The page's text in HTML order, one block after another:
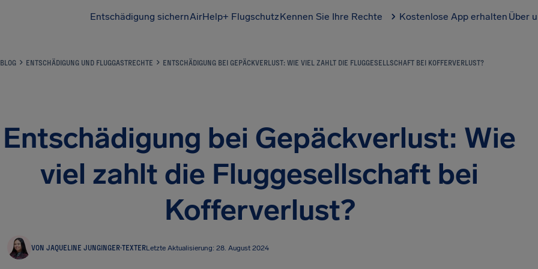
Entschädigung sichernAirHelp+ FlugschutzKennen Sie Ihre Rechte Kostenlose App erhalten Über
BLOG ENTSCHÄDIGUNG UND FLUGGASTRECHTE ENTSCHÄDIGUNG BEI GEPÄCKVERLUST: WIE VIEL ZAHLT DIE FLUGGESELLSCHAFT BEI KOFFERVERLUST?
Entschädigung bei Gepäckverlust: Wie
viel zahlt die Fluggesellschaft bei
Kofferverlust?
VON JAQUELINE JUNGINGER·TEXTERLetzte Aktualisierung: 28. August 2024